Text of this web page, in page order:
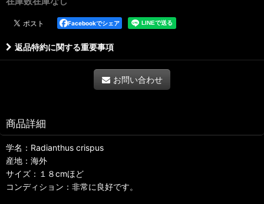
Facebookでシェア
返品特約に関する重要事項
お問い合わせ
商品詳細
学名：Radianthus crispus
産地：海外
サイズ：１８cmほど
コンディション：非常に良好です。